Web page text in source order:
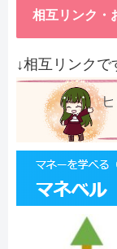
相互リンク・
↓相互リンクで